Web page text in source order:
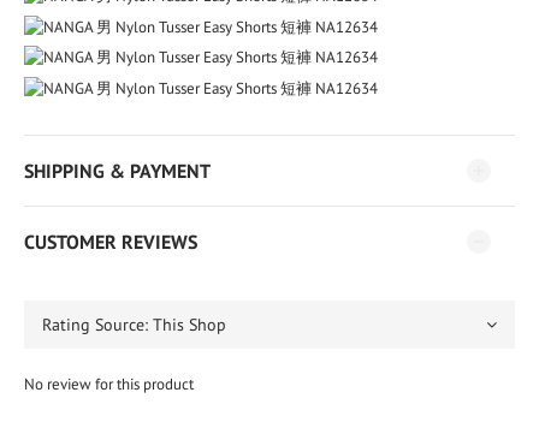
SHIPPING & PAYMENT
CUSTOMER REVIEWS
No review for this product